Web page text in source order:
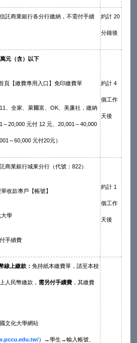
託商業銀行各分行繳納，不需付手續 約計 20
分鐘後
元（含）以下
頁【繳費專用入口】免印繳費單
、全家、萊爾富、OK、美廉社，繳納
～20,000 元付 12 元、20,001～40,000
～60,000 元付20元）
約計 4
個工作
天後
商業銀行城東分行（代號：822）
收款專戶【帳號】
大學
手續費
約計 1
個工作
天後
線上繳款：免持紙本繳費單，請至本校
人民幣繳款，需另付手續費 ，其繳費
文化大學網站
）→學生→輸入帳號、